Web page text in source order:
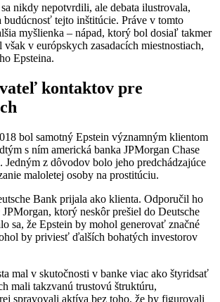
nikdy nepotvrdili, ale debata ilustrovala,
budúcnosť tejto inštitúcie. Práve v tomto
myšlienka – nápad, ktorý bol dosiaľ takmer
v európskych zasadacích miestnostiach,
Epsteina.
kontaktov pre
bol samotný Epstein významným klientom
s ním americká banka JPMorgan Chase
Jedným z dôvodov bolo jeho predchádzajúce
maloletej osoby na prostitúciu.
Bank prijala ako klienta. Odporučil ho
ktorý neskôr prešiel do Deutsche
sa, že Epstein by mohol generovať značné
by priviesť ďalších bohatých investorov
mal v skutočnosti v banke viac ako štyridsať
mali takzvanú trustovú štruktúru,
spravovali aktíva bez toho, že by figurovali